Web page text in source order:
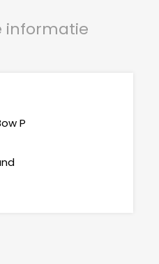
informatie
P